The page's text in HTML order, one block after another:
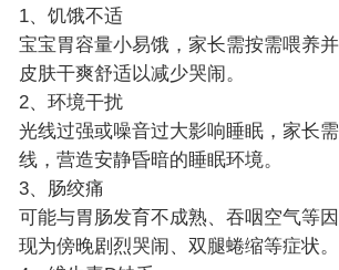
1、饥饿不适
宝宝胃容量小易饿，家长需按需喂养
皮肤干爽舒适以减少哭闹。
2、环境干扰
光线过强或噪音过大影响睡眠，家长
线，营造安静昏暗的睡眠环境。
3、肠绞痛
可能与胃肠发育不成熟、吞咽空气等
现为傍晚剧烈哭闹、双腿蜷缩等症状。